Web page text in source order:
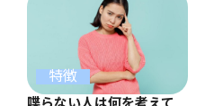
特徴